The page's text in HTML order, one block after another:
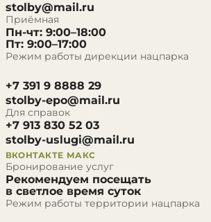
stolby@mail.ru
Приёмная
Пн-чт: 9:00–18:00
Пт: 9:00–17:00
Режим работы дирекции нацпарка
+7 391 9 8888 29
stolby-epo@mail.ru
Для справок
+7 913 830 52 03
stolby-uslugi@mail.ru
ВКОНТАКТЕ МАКС
Бронирование услуг
Рекомендуем посещать
в светлое время суток
Режим работы территории нацпарка